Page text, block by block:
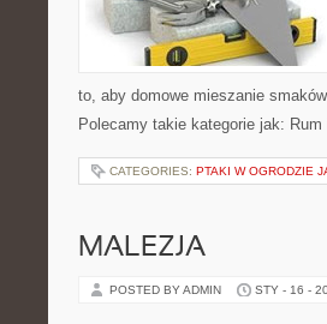
to, aby domowe mieszanie
Polecamy takie kategorie jak:
CATEGORIES: PTAKI W OGRODZIE
MALEZJA
POSTED BY ADMIN STY - 16 -